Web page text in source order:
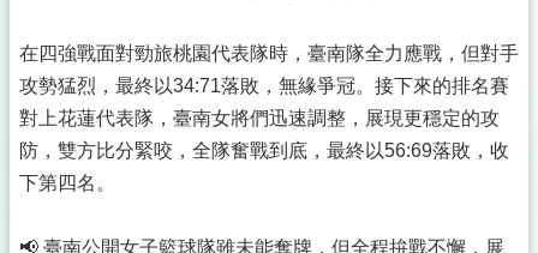
在四強戰面對勁旅桃園代表隊時，臺南隊全力應戰，但對手
攻勢猛烈，最終以34:71落敗，無緣爭冠。接下來的排名賽
對上花蓮代表隊，臺南女將們迅速調整，展現更穩定的攻
防，雙方比分緊咬，全隊奮戰到底，最終以56:69落敗，收
下第四名。
📢 臺南公開女子籃球隊雖未能奪牌，但全程拚戰不懈，展